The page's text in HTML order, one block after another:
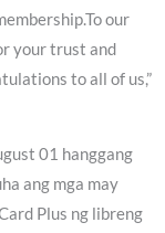
our
your trust and
to all of us,”
01 hanggang
ang mga may
Plus ng libreng